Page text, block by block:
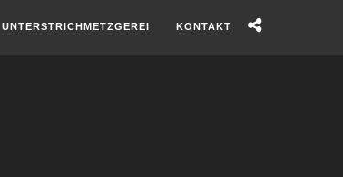
UNTERSTRICHMETZGEREI KONTAKT